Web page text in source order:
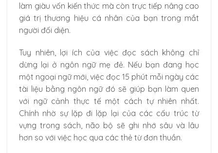
làm giàu vốn kiến thức mà còn trực tiếp nâng cao
giá trị thương hiệu cá nhân của bạn trong mắt
người đối diện.
Tuy nhiên, lợi ích của việc đọc sách không chỉ
dừng lại ở ngôn ngữ mẹ đẻ. Nếu bạn đang học
một ngoại ngữ mới, việc đọc 15 phút mỗi ngày các
tài liệu bằng ngôn ngữ đó sẽ giúp bạn làm quen
với ngữ cảnh thực tế một cách tự nhiên nhất.
Chính nhờ sự lặp đi lặp lại của các cấu trúc từ
vựng trong sách, não bộ sẽ ghi nhớ sâu và lâu
hơn so với việc học qua các thẻ từ đơn thuần.